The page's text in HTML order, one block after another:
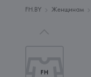
FH.BY Женщинам